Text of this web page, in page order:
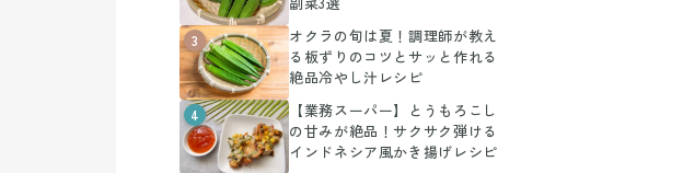
3
オクラの旬は夏！調理師が教え
る板ずりのコツとサッと作れる
絶品冷やし汁レシピ
4
【業務スーパー】とうもろこし
の甘みが絶品！サクサク弾ける
インドネシア風かき揚げレシピ